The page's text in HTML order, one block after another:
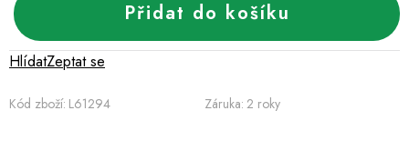
Přidat do košíku
Kód zboží: L61294 Záruka: 2 roky
Zeptat se
Hlídat